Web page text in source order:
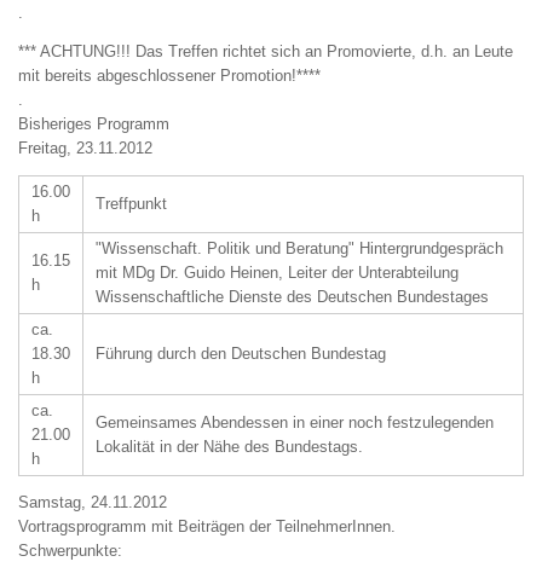
.
*** ACHTUNG!!! Das Treffen richtet sich an Promovierte, d.h. an Leute
mit bereits abgeschlossener Promotion!****
.
Bisheriges Programm
Freitag, 23.11.2012
16.00
h
Treffpunkt
16.15
h
"Wissenschaft. Politik und Beratung" Hintergrundgespräch
mit MDg Dr. Guido Heinen, Leiter der Unterabteilung
Wissenschaftliche Dienste des Deutschen Bundestages
ca.
18.30
h
Führung durch den Deutschen Bundestag
ca.
21.00
h
Gemeinsames Abendessen in einer noch festzulegenden
Lokalität in der Nähe des Bundestags.
Samstag, 24.11.2012
Vortragsprogramm mit Beiträgen der TeilnehmerInnen.
Schwerpunkte: